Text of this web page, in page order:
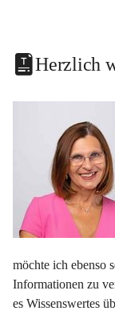
Herzlich
möchte ich ebenso
Informationen zu
es Wissenswertes